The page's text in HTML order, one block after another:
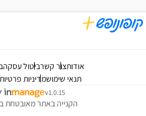
אודותצור קשרביטול עסקה
תנאי שימושמדיניות פרטיות
v1.0.15
הקנייה באתר מאובטחת